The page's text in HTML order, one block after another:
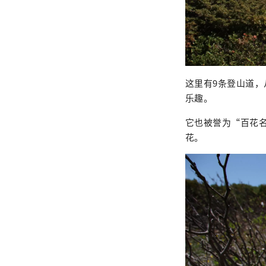
这里有9条登山道
乐趣。
它也被誉为“百花
花。